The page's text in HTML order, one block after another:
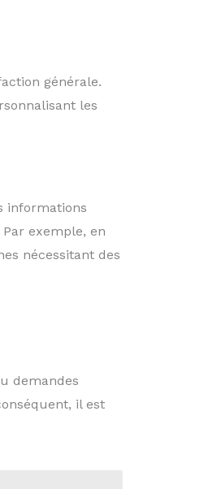
générale.
les
informations
exemple, en
nécessitant des
demandes
il est